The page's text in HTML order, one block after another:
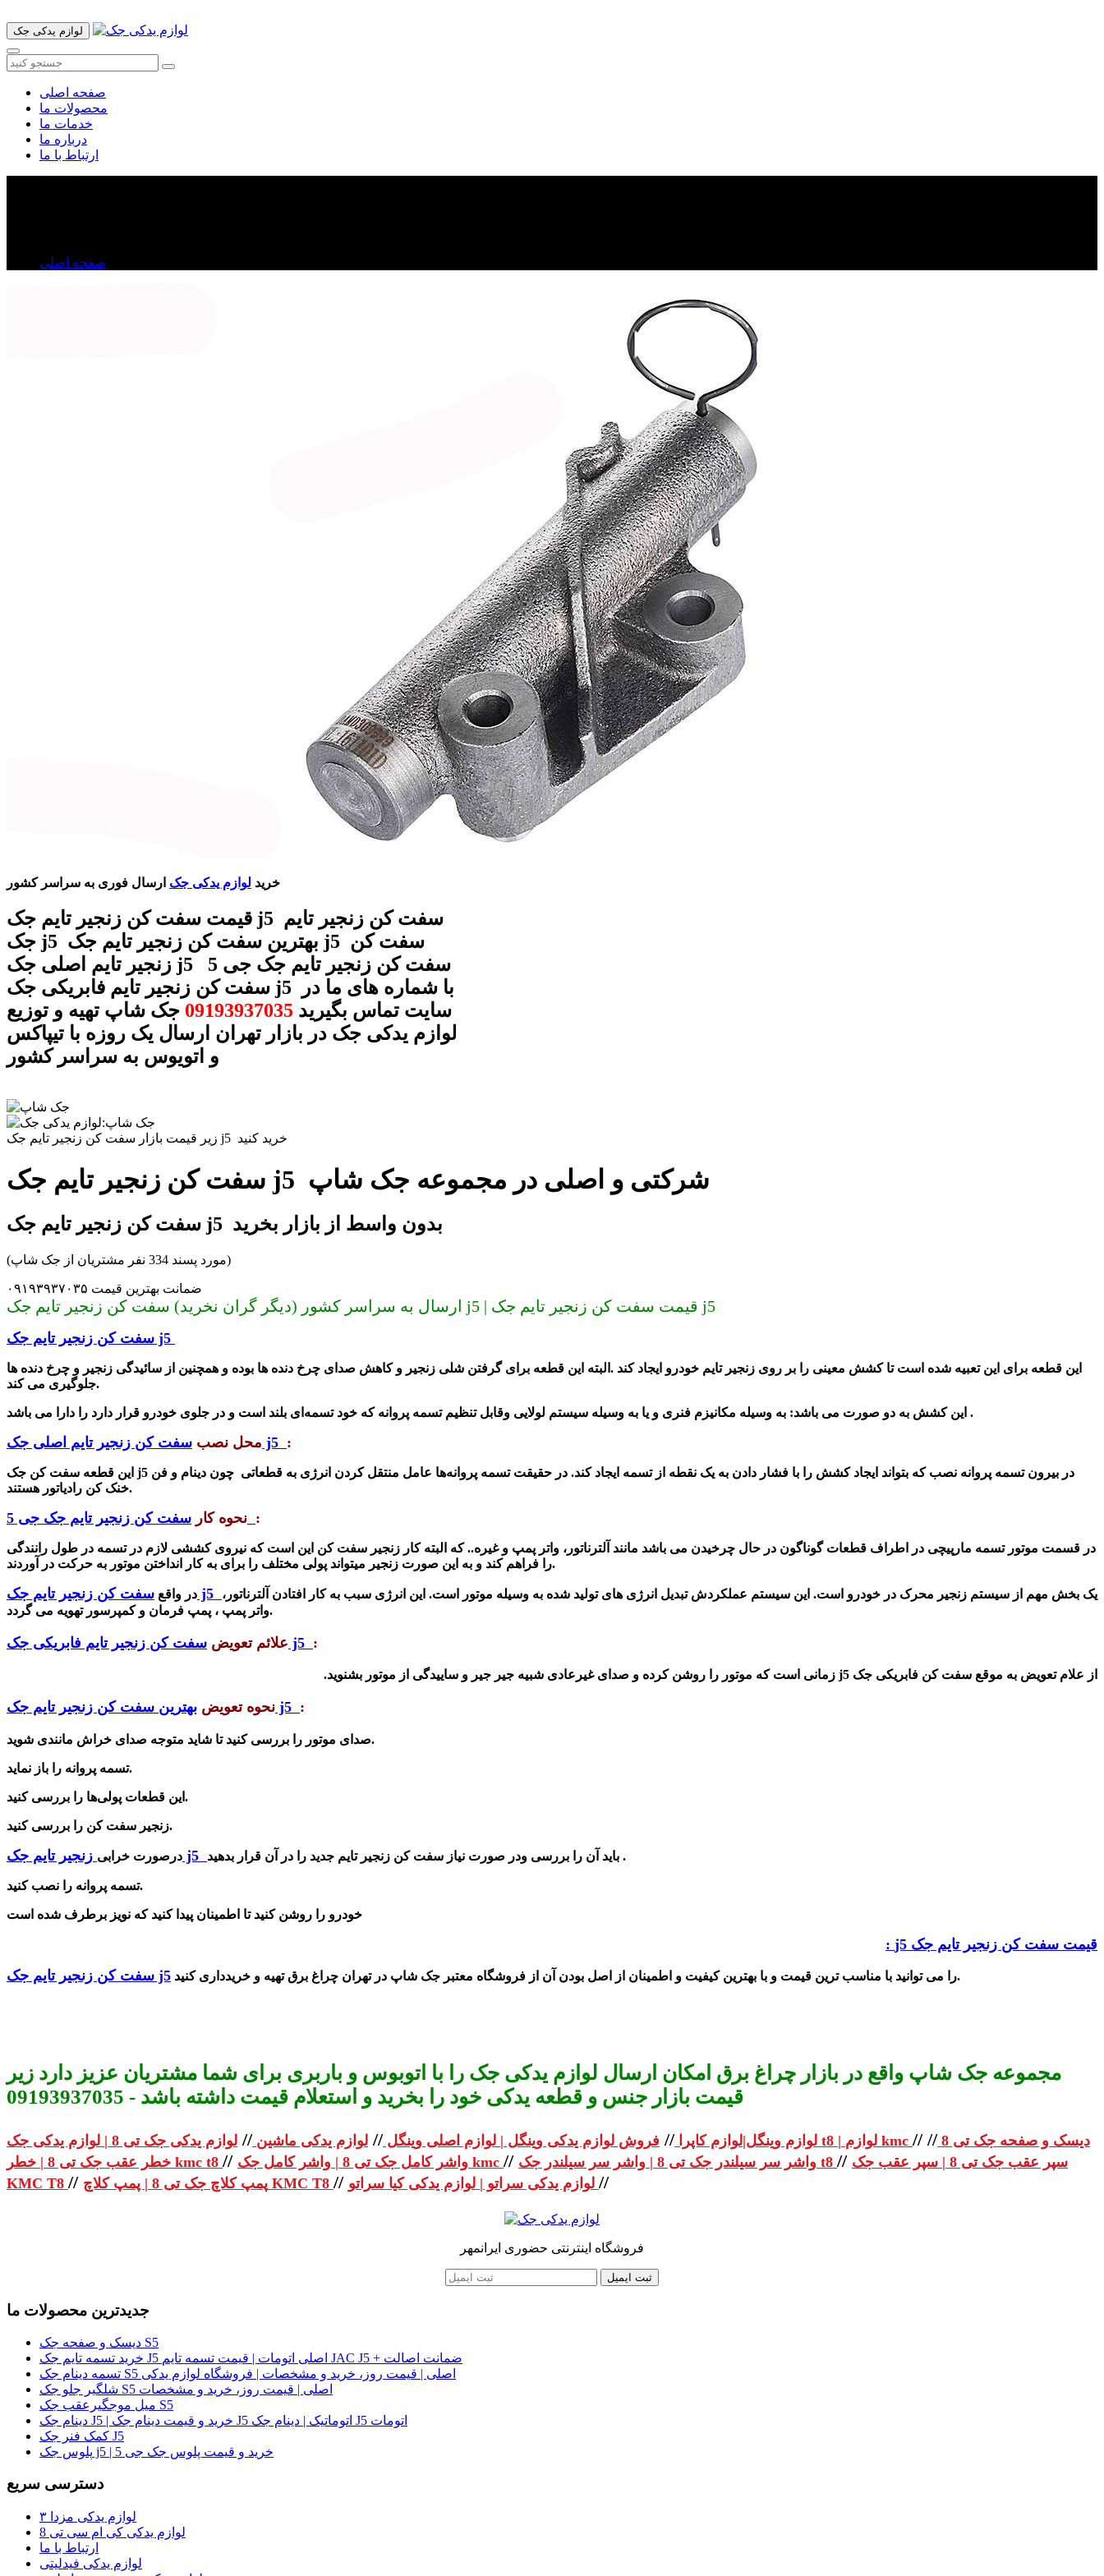
لوازم یدکی جک
صفحه اصلی
محصولات ما
خدمات ما
درباره ما
ارتباط با ما
صفحه اصلی
خرید لوازم یدکی جک ارسال فوری به سراسر کشور
قیمت سفت کن زنجیر تایم جک j5 سفت کن زنجیر تایم
جک j5 بهترین سفت کن زنجیر تایم جک j5 سفت کن
زنجیر تایم اصلی جک j5 سفت کن زنجیر تایم جک جی 5
سفت کن زنجیر تایم فابریکی جک j5 با شماره های ما در
سایت تماس بگیرید 09193937035 جک شاپ تهیه و توزیع
لوازم یدکی جک در بازار تهران ارسال یک روزه با تیپاکس
و اتویوس به سراسر کشور
زیر قیمت بازار سفت کن زنجیر تایم جک j5 خرید کنید
سفت کن زنجیر تایم جک j5 شرکتی و اصلی در مجموعه جک شاپ
سفت کن زنجیر تایم جک j5 بدون واسط از بازار بخرید
(مورد پسند 334 نفر مشتریان از جک شاپ)
ضمانت بهترین قیمت ۰۹۱۹۳۹۳۷۰۳۵
ارسال به سراسر کشور (دیگر گران نخرید) سفت کن زنجیر تایم جک j5 | قیمت سفت کن زنجیر تایم جک j5
سفت کن زنجیر تایم جک j5
این قطعه برای این تعبیه شده است تا کشش معینی را بر روی زنجیر تایم خودرو ایجاد کند .البته این قطعه برای گرفتن شلی زنجیر و کاهش صدای چرخ دنده ها بوده و همچنین از سائیدگی زنجیر و چرخ دنده ها
جلوگیری می کند.
این کشش به دو صورت می باشد: به وسیله مکانیزم فنری و یا به وسیله سیستم لولایی وقابل تنظیم تسمه پروانه که خود تسمه‌ای بلند است و در جلوی خودرو قرار دارد را دارا می باشد .
محل نصب سفت کن زنجیر تایم اصلی جک j5 :
این قطعه سفت کن جک j5 در بیرون تسمه پروانه نصب که بتواند ایجاد کشش را با فشار دادن به یک نقطه از تسمه ایجاد کند. در حقیقت تسمه پروانه‌ها عامل منتقل کردن انرژی به قطعاتی چون دینام و فن
خنک کن رادیاتور هستند.
نحوه کار :
در قسمت موتور تسمه مارپیچی در اطراف قطعات گوناگون در حال چرخیدن می باشد مانند آلترناتور، واتر پمپ و غیره.. که البته کار زنجیر سفت کن این است که نیروی کششی لازم در تسمه در طول رانندگی
را فراهم کند و به این صورت زنجیر میتواند پولی مختلف را برای به کار انداختن موتور به حرکت در آوردند.
در واقع سفت کن زنجیر تایم جک j5
یک بخش مهم از سیستم زنجیر محرک در خودرو است. این سیستم عملکردش تبدیل انرژی های تولید شده به وسیله موتور است. این انرژی سبب به کار افتادن آلترناتور،
واتر پمپ ، پمپ فرمان و کمپرسور تهویه می گردد.
علائم تعویض سفت کن زنجیر تایم فابریکی جک j5 :
از علام تعویض به موقع سفت کن فابریکی جک j5 زمانی است که موتور را روشن کرده و صدای غیرعادی شبیه جیر جیر و ساییدگی از موتور بشنوید.
نحوه تعویض بهترین سفت کن زنجیر تایم جک j5 :
صدای موتور را بررسی کنید تا شاید متوجه صدای خراش مانندی شوید.
تسمه پروانه را باز نماید.
این قطعات پولی‌ها را بررسی کنید.
زنجیر سفت کن را بررسی کنید.
درصورت خرابی زنجیر تایم جک j5 باید آن را بررسی ودر صورت نیاز سفت کن زنجیر تا یم جدید را در آن قرار بدهید .
تسمه پروانه را نصب کنید.
خودرو را روشن کنید تا اطمینان پیدا کنید که نویز برطرف شده است
قیمت سفت کن زنجیر تایم جک j5 :
سفت کن زنجیر تایم جک j5
را می توانید با مناسب ترین قیمت و با بهترین کیفیت و اطمینان از اصل بودن آن از فروشگاه معتبر جک شاپ در تهران چراغ برق تهیه و خریدداری کنید.
مجموعه جک شاپ واقع در بازار چراغ برق امکان ارسال لوازم یدکی جک را با اتوبوس و باربری برای شما مشتریان عزیز دارد زیر
قیمت بازار جنس و قطعه یدکی خود را بخرید و استعلام قیمت داشته باشد - 09193937035
لوازم وینگل|لوازم کاپرا// فروش لوازم یدکی وینگل | لوازم اصلی وینگل// لوازم یدکی ماشین// لوازم یدکی جک تی 8 | لوازم یدکی جک t8 | لوازم kmc // دیسک و صفحه جک تی 8 //
خطر عقب جک تی 8 | خطر kmc t8 // واشر کامل جک تی 8 | واشر کامل جک kmc // واشر سر سیلندر جک تی 8 | واشر سر سیلندر جک t8 // سپر عقب جک تی 8 | سپر عقب جک
KMC T8 // پمپ کلاچ جک تی 8 | پمپ کلاچ KMC T8 // //
فروشگاه اینترنتی حضوری ایرانمهر
ثبت ایمیل
جدیدترین محصولات ما
دیسک و صفحه جک S5
خرید تسمه تایم جک J5 اصلی اتومات | قیمت تسمه تایم JAC J5 + ضمانت اصالت
تسمه دینام جک S5 اصلی | قیمت روز، خرید و مشخصات | فروشگاه لوازم یدکی
شلگیر جلو جک S5 اصلی | قیمت روز، خرید و مشخصات
میل موجگیرعقب جک S5
دینام جک J5 | خرید و قیمت دینام جک J5 اتوماتیک | دینام جک J5 اتومات
کمک فنر جک J5
پلوس جک j5 | خرید و قیمت پلوس جک جی 5
دسترسی سریع
لوازم یدکی مزدا ۳
لوازم یدکی کی ام سی تی 8
ارتباط با ما
لوازم یدکی فیدلیتی